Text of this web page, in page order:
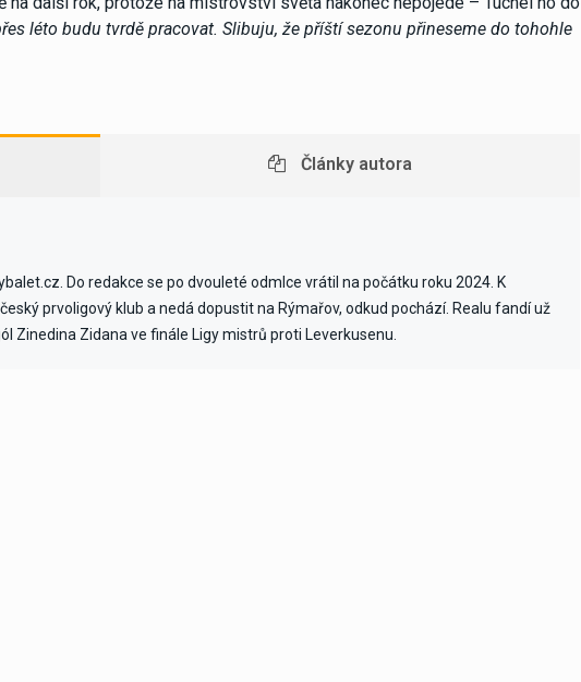
léto budu tvrdě pracovat. Slibuju, že příští sezonu přineseme do tohohle
Články autora
Do redakce se po dvouleté odmlce vrátil na počátku roku 2024. K
prvoligový klub a nedá dopustit na Rýmařov, odkud pochází. Realu fandí už
Zinedina Zidana ve finále Ligy mistrů proti Leverkusenu.